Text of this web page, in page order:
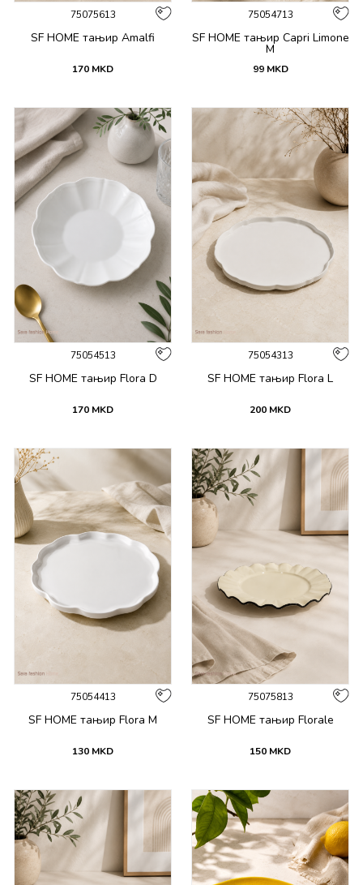
75075613
SF HOME тањир Amalfi
170 MKD
75054713
SF HOME тањир Capri Limone
M
99 MKD
75054513
SF HOME тањир Flora D
170 MKD
75054313
SF HOME тањир Flora L
200 MKD
75054413
SF HOME тањир Flora M
130 MKD
75075813
SF HOME тањир Florale
150 MKD